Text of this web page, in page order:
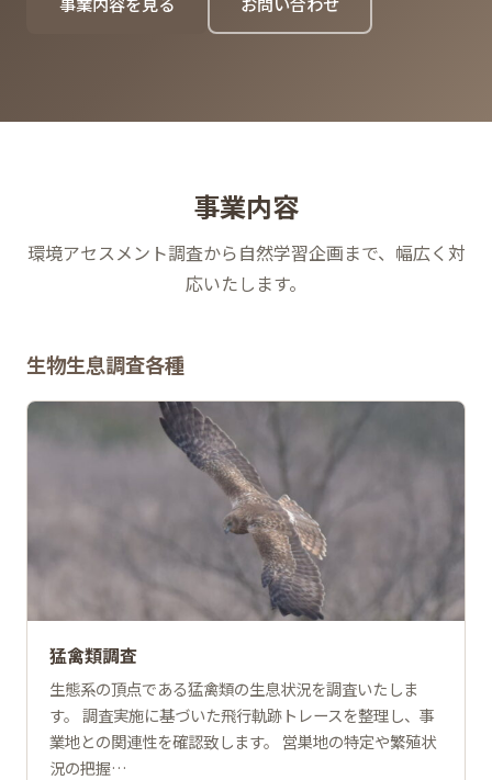
事業内容
環境アセスメント調査から自然学習企画まで、幅広く対
応いたします。
生物生息調査各種
猛禽類調査
生態系の頂点である猛禽類の生息状況を調査いたしま
す。 調査実施に基づいた飛行軌跡トレースを整理し、事
業地との関連性を確認致します。 営巣地の特定や繁殖状
況の把握…